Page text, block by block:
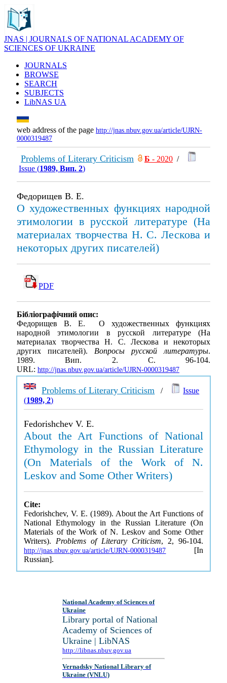
JNAS | JOURNALS OF NATIONAL ACADEMY OF
SCIENCES OF UKRAINE
JOURNALS
BROWSE
SEARCH
SUBJECTS
LibNAS UA
web address of the page http://jnas.nbuv.gov.ua/article/UJRN-
0000319487
Problems of Literary Criticism Б - 2020 /
Issue (1989, Вип. 2)
Федорищев В. Е.
О художественных функциях народной
этимологии в русской литературе (На
материалах творчества Н. С. Лескова и
некоторых других писателей)
PDF
Бібліографічний опис:
Федорищев В. Е. О художественных функциях
народной этимологии в русской литературе (На
материалах творчества Н. С. Лескова и некоторых
других писателей). Вопросы русской литературы.
1989. Вип. 2. С. 96-104.
URL: http://jnas.nbuv.gov.ua/article/UJRN-0000319487
Problems of Literary Criticism /
Issue
(1989, 2)
Fedorishchev V. E.
About the Art Functions of National
Ethymology in the Russian Literature
(On Materials of the Work of N.
Leskov and Some Other Writers)
Cite:
Fedorishchev, V. E. (1989). About the Art Functions of
National Ethymology in the Russian Literature (On
Materials of the Work of N. Leskov and Some Other
Writers). Problems of Literary Criticism, 2, 96-104.
http://jnas.nbuv.gov.ua/article/UJRN-0000319487 [In
Russian].
National Academy of Sciences of
Ukraine
Library portal of National
Academy of Sciences of
Ukraine | LibNAS
http://libnas.nbuv.gov.ua
Vernadsky National Library of
Ukraine (VNLU)